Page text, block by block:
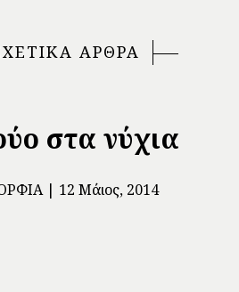
ΑΡΘΡΑ
στα νύχια
12 Μάιος, 2014